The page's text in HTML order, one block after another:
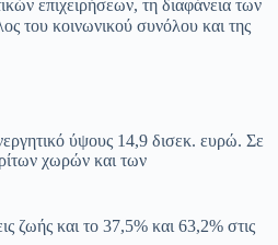
επιχειρήσεων, τη διαφάνεια των
του κοινωνικού συνόλου και της
ύψους 14,9 δισεκ. ευρώ. Σε
χωρών και των
ζωής και το 37,5% και 63,2% στις